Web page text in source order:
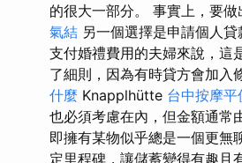
的很大一部分。 事實上，要
氣結 另一個選擇是申請個人貸
支付婚禮費用的夫婦來說，這
了細則，因為有時貸方會加入
什麼 Knapplhütte 台中按摩平
也必須考慮在內，但金額通常
即擁有某物似乎總是一個更無
定里程碑，讓儲蓄變得有趣且